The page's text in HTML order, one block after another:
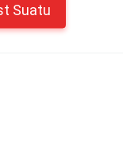
Suatu